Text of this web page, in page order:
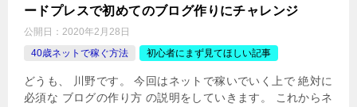
ードプレスで初めてのブログ作りにチャレンジ
公開日： 2020年2月28日
40歳ネットで稼ぐ方法
初心者にまず見てほしい記事
どうも、 川野です。 今回はネットで稼いでいく上で 絶対に
必須な ブログの作り方 の説明をしていきます。 これからネ